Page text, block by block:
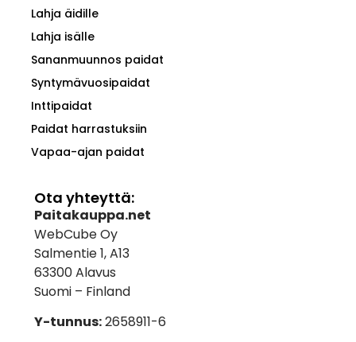
Lahja äidille
Lahja isälle
Sananmuunnos paidat
Syntymävuosipaidat
Inttipaidat
Paidat harrastuksiin
Vapaa-ajan paidat
Ota yhteyttä:
Paitakauppa.net
WebCube Oy
Salmentie 1, A13
63300 Alavus
Suomi – Finland
Y-tunnus:2658911-6